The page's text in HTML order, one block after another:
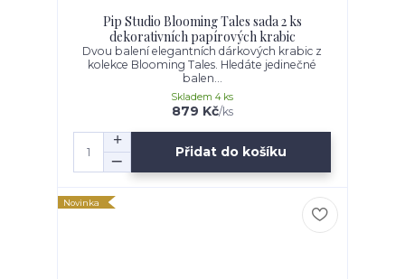
Pip Studio Blooming Tales sada 2 ks
dekorativních papírových krabic
Dvou balení elegantních dárkových krabic z
kolekce Blooming Tales. Hledáte jedinečné
balen...
879 Kč/ks
Skladem 4 ks
Přidat do košíku
Novinka